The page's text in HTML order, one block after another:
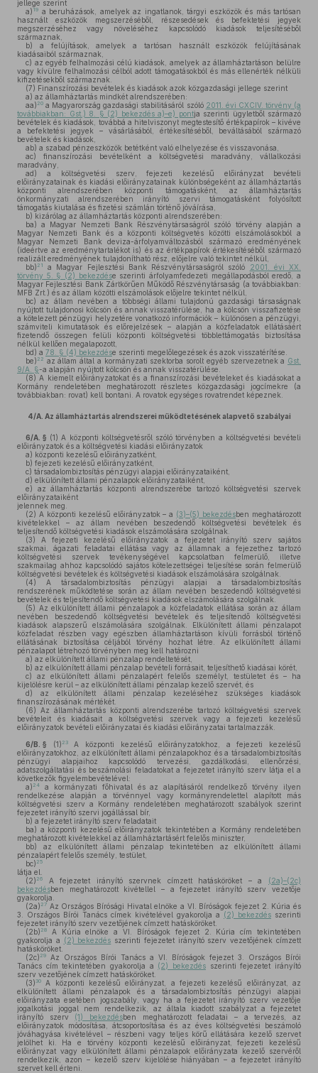
jellege szerint
a) 19 a beruházások, amelyek az ingatlanok, tárgyi eszközök és más tartósan
használt eszközök megszerzéséből, részesedések és befektetési jegyek
megszerzéséhez vagy növeléséhez kapcsolódó kiadások teljesítéséből
származnak,
b) a felújítások, amelyek a tartósan használt eszközök felújításának
kiadásaiból származnak,
c) az egyéb felhalmozási célú kiadások, amelyek az államháztartáson belülre
vagy kívülre felhalmozási célból adott támogatásokból és más ellenérték nélküli
kifizetésekből származnak.
(7) Finanszírozási bevételek és kiadások azok közgazdasági jellege szerint
a) az államháztartás mindkét alrendszerében:
aa) 20 a Magyarország gazdasági stabilitásáról szóló 2011. évi CXCIV. törvény (a
továbbiakban: Gst.) 8. § (2) bekezdés a)–e) pontja szerinti ügyletből származó
bevételek és kiadások, továbbá a hitelviszonyt megtestesítő értékpapírok – kivéve
a befektetési jegyek – vásárlásából, értékesítéséből, beváltásából származó
bevételek és kiadások,
ab) a szabad pénzeszközök betétként való elhelyezése és visszavonása,
ac) finanszírozási bevételként a költségvetési maradvány, vállalkozási
maradvány,
ad) a költségvetési szerv, fejezeti kezelésű előirányzat bevételi
előirányzatainak és kiadási előirányzatainak különbségeként az államháztartás
központi alrendszerében központi támogatásként, az államháztartás
önkormányzati alrendszerében irányító szervi támogatásként folyósított
támogatás kiutalása és fizetési számlán történő jóváírása,
b) kizárólag az államháztartás központi alrendszerében:
ba) a Magyar Nemzeti Bank Részvénytársaságról szóló törvény alapján a
Magyar Nemzeti Bank és a központi költségvetés közötti elszámolásokból a
Magyar Nemzeti Bank deviza-árfolyamváltozásból származó eredményének
(ideértve az eredménytartalékot is) és az értékpapírok értékesítéséből származó
realizált eredményének tulajdonítható rész, előjelre való tekintet nélkül,
bb) 21 a Magyar Fejlesztési Bank Részvénytársaságról szóló
2001. évi XX.
törvény 5. § (2) bekezdése szerinti árfolyamfedezeti megállapodásból eredő, a
Magyar Fejlesztési Bank Zártkörűen Működő Részvénytársaság (a továbbiakban:
MFB Zrt.) és az állam közötti elszámolások előjelre tekintet nélkül,
bc) az állam nevében a többségi állami tulajdonú gazdasági társaságnak
nyújtott tulajdonosi kölcsön és annak visszatérülése, ha a kölcsön visszafizetése
a kötelezett pénzügyi helyzetére vonatkozó információk – különösen a pénzügyi,
számviteli kimutatások és előrejelzések – alapján a közfeladatok ellátásáért
fizetendő összegen felüli központi költségvetési többlettámogatás biztosítása
nélkül kellően megalapozott,
bd) a 78. § (4) bekezdése szerinti megelőlegezések és azok visszatérítése.
be) 22 az állam által a kormányzati szektorba sorolt egyéb szervezetnek a Gst.
9/A. §-a alapján nyújtott kölcsön és annak visszatérülése.
(8) A kiemelt előirányzatokat és a finanszírozási bevételeket és kiadásokat a
Kormány rendeletében meghatározott részletes közgazdasági jogcímekre (a
továbbiakban: rovat) kell bontani. A rovatok egységes rovatrendet képeznek.
4/A. Az államháztartás alrendszerei működtetésének alapvető szabályai
6/A. § (1) A központi költségvetésről szóló törvényben a költségvetési bevételi
előirányzatok és a költségvetési kiadási előirányzatok
a) központi kezelésű előirányzatként,
b) fejezeti kezelésű előirányzatként,
c) társadalombiztosítás pénzügyi alapjai előirányzataiként,
d) elkülönített állami pénzalapok előirányzataiként,
e) az államháztartás központi alrendszerébe tartozó költségvetési szervek
előirányzataiként
jelennek meg.
(2) A központi kezelésű előirányzatok – a (3)–(5) bekezdésben meghatározott
kivételekkel – az állam nevében beszedendő költségvetési bevételek és
teljesítendő költségvetési kiadások elszámolására szolgálnak.
(3) A fejezeti kezelésű előirányzatok a fejezetet irányító szerv sajátos
szakmai, ágazati feladatai ellátása vagy az államnak a fejezethez tartozó
költségvetési szervek tevékenységével kapcsolatban felmerülő, illetve
szakmailag ahhoz kapcsolódó sajátos kötelezettségei teljesítése során felmerülő
költségvetési bevételek és költségvetési kiadások elszámolására szolgálnak.
(4) A társadalombiztosítás pénzügyi alapjai a társadalombiztosítás
rendszerének működtetése során az állam nevében beszedendő költségvetési
bevételek és teljesítendő költségvetési kiadások elszámolására szolgálnak.
(5) Az elkülönített állami pénzalapok a közfeladatok ellátása során az állam
nevében beszedendő költségvetési bevételek és teljesítendő költségvetési
kiadások alapszerű elszámolására szolgálnak. Elkülönített állami pénzalapot
közfeladat részben vagy egészben államháztartáson kívüli forrásból történő
ellátásának biztosítása céljából törvény hozhat létre. Az elkülönített állami
pénzalapot létrehozó törvényben meg kell határozni
a) az elkülönített állami pénzalap rendeltetését,
b) az elkülönített állami pénzalap bevételi forrásait, teljesíthető kiadásai körét,
c) az elkülönített állami pénzalapért felelős személyt, testületet és – ha
kijelölésre kerül – az elkülönített állami pénzalap kezelő szervét, és
d) az elkülönített állami pénzalap kezeléséhez szükséges kiadások
finanszírozásának mértékét.
(6) Az államháztartás központi alrendszerébe tartozó költségvetési szervek
bevételeit és kiadásait a költségvetési szervek vagy a fejezeti kezelésű
előirányzatok bevételi előirányzatai és kiadási előirányzatai tartalmazzák.
6/B. § (1) 23A központi kezelésű előirányzatokhoz, a fejezeti kezelésű
előirányzatokhoz, az elkülönített állami pénzalapokhoz és a társadalombiztosítás
pénzügyi alapjaihoz kapcsolódó tervezési, gazdálkodási, ellenőrzési,
adatszolgáltatási és beszámolási feladatokat a fejezetet irányító szerv látja el a
következők figyelembevételével:
a) 24
a kormányzati főhivatal és az alapításáról rendelkező törvény ilyen
rendelkezése alapján a törvénnyel vagy kormányrendelettel alapított más
költségvetési szerv a Kormány rendeletében meghatározott szabályok szerint
fejezetet irányító szervi jogállással bír,
b) a fejezetet irányító szerv feladatait
ba) a központi kezelésű előirányzatok tekintetében a Kormány rendeletében
meghatározott kivételekkel az államháztartásért felelős miniszter,
bb) az elkülönített állami pénzalap tekintetében az elkülönített állami
pénzalapért felelős személy, testület,
bc) 25
látja el.
(2) 26 A fejezetet irányító szervnek címzett hatásköröket – a (2a)–(2c)
bekezdésben meghatározott kivétellel – a fejezetet irányító szerv vezetője
gyakorolja.
(2a) 27 Az Országos Bírósági Hivatal elnöke a VI. Bíróságok fejezet 2. Kúria és
3. Országos Bírói Tanács címek kivételével gyakorolja a (2) bekezdés szerinti
fejezetet irányító szerv vezetőjének címzett hatásköröket.
(2b) 28
A Kúria elnöke a VI. Bíróságok fejezet 2. Kúria cím tekintetében
gyakorolja a (2) bekezdés szerinti fejezetet irányító szerv vezetőjének címzett
hatásköröket.
(2c) 29
Az Országos Bírói Tanács a VI. Bíróságok fejezet 3. Országos Bírói
Tanács cím tekintetében gyakorolja a (2) bekezdés szerinti fejezetet irányító
szerv vezetőjének címzett hatásköröket.
(3) 30
A központi kezelésű előirányzat, a fejezeti kezelésű előirányzat, az
elkülönített állami pénzalapok és a társadalombiztosítás pénzügyi alapjai
előirányzata esetében jogszabály, vagy ha a fejezetet irányító szerv vezetője
jogalkotási joggal nem rendelkezik, az általa kiadott szabályzat a fejezetet
irányító szerv (1) bekezdésben meghatározott feladatai – a tervezés, az
előirányzatok módosítása, átcsoportosítása és az éves költségvetési beszámoló
jóváhagyása kivételével – részbeni vagy teljes körű ellátására kezelő szervet
jelölhet ki. Ha e törvény központi kezelésű előirányzat, fejezeti kezelésű
előirányzat vagy elkülönített állami pénzalapok előirányzata kezelő szervéről
rendelkezik, azon – kezelő szerv kijelölése hiányában – a fejezetet irányító
szervet kell érteni.